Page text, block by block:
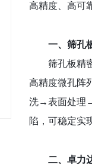
高精度、高可
一、筛孔
筛孔板精
高精度微孔阵
洗→表面处理
陷，可稳定实
二、卓力